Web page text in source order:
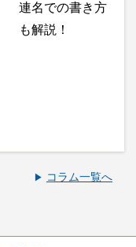
連名での書き方
も解説！
コラム一覧へ